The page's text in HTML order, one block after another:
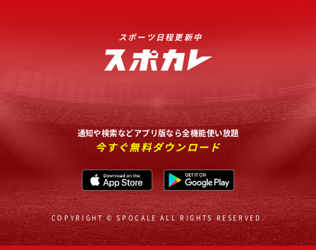
スポーツ日程更新中
通知や検索などアプリ版なら全機能使い放題
今すぐ無料ダウンロード
COPYRIGHT © SPOCALE ALL RIGHTS RESERVED.